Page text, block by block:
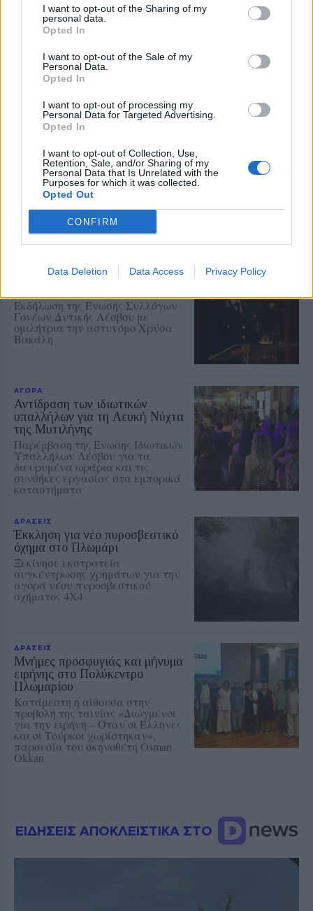
I want to opt-out of the Sharing of my
personal data.
Opted In
I want to opt-out of the Sale of my
Personal Data.
Opted In
I want to opt-out of processing my
Personal Data for Targeted Advertising.
Opted In
I want to opt-out of Collection, Use,
Retention, Sale, and/or Sharing of my
Personal Data that Is Unrelated with the
Purposes for which it was collected.
Opted Out
CONFIRM
Data Deletion Data Access Privacy Policy
Εκπαιδευτικοί του Πρότυπου
ΓΕΛ Μυτιλήνης σε πρόγραμμα
Erasmus+ στην Κρακοβία
παιδαγωγικές μεθόδους,
εφαρμογές τεχνητής νοημοσύνης
και πρακτικές συμπεριληπτικής
εκπαίδευσης
ΔΡΑΣΕΙΣ
Η Λέσβος στη Διεθνή
Κατασκήνωση Νέων των
Παγκόσμιων Γεωπάρκων
UNESCO
Μαθητές του Πρότυπου ΓΕΛ
Μυτιλήνης παρουσίασαν το
Απολιθωμένο Δάσος και τη
συμβολή του στη μελέτη της
κλιματικής αλλαγής
Μαθαίνοντας από μικροί να
Εκδήλωση της Ένωσης Συλλόγων
Γονέων Δυτικής Λέσβου με
ομιλήτρια την αστυνόμο Χρύσα
Βακάλη
ΑΓΟΡΑ
Αντίδραση των ιδιωτικών
υπαλλήλων για τη Λευκή Νύχτα
της Μυτιλήνης
Παρέμβαση της Ένωσης Ιδιωτικών
Υπαλλήλων Λέσβου για τα
διευρυμένα ωράρια και τις
συνθήκες εργασίας στα εμπορικά
καταστήματα
ΔΡΑΣΕΙΣ
Έκκληση για νέο πυροσβεστικό
όχημα στο Πλωμάρι
Ξεκίνησε εκστρατεία
συγκέντρωσης χρημάτων για την
αγορά νέου πυροσβεστικού
οχήματος 4Χ4
ΔΡΑΣΕΙΣ
Μνήμες προσφυγιάς και μήνυμα
ειρήνης στο Πολύκεντρο
Πλωμαρίου
Κατάμεστη η αίθουσα στην
προβολή της ταινίας «Διωγμένοι
για την ειρήνη – Όταν οι Έλληνες
και οι Τούρκοι χωρίστηκαν»,
παρουσία του σκηνοθέτη Osman
Okkan
ΕΙΔΗΣΕΙΣ ΑΠΟΚΛΕΙΣΤΙΚΑ ΣΤΟ